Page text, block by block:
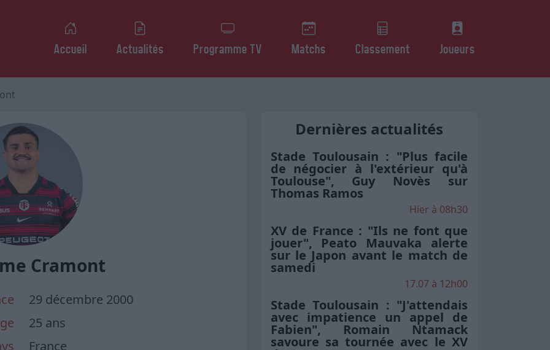
Accueil Actualités Programme TV Matchs Classement Joueurs
Cramont
29 décembre 2000
25 ans
France
Dernières actualités
Stade Toulousain : "Plus facile
de négocier à l'extérieur qu'à
Toulouse", Guy Novès sur
Thomas Ramos
Hier à 08h30
XV de France : "Ils ne font que
jouer", Peato Mauvaka alerte
sur le Japon avant le match de
samedi
17.07 à 12h00
Stade Toulousain : "J'attendais
avec impatience un appel de
Fabien", Romain Ntamack
savoure sa tournée avec le XV